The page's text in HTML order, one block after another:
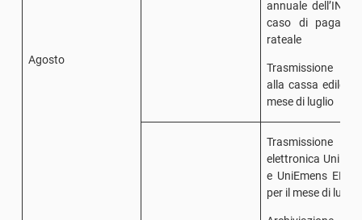
Agosto
annuale
caso di
rateale
Trasmissione
alla cassa edile
mese di luglio
Trasmissione
elettronica
e UniEmens
per il mese di luglio